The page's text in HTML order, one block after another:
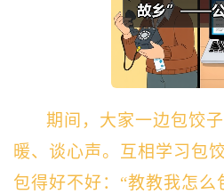
期间，大家一边包饺
暖、谈心声。互相学习包
包得好不好：“教教我怎么